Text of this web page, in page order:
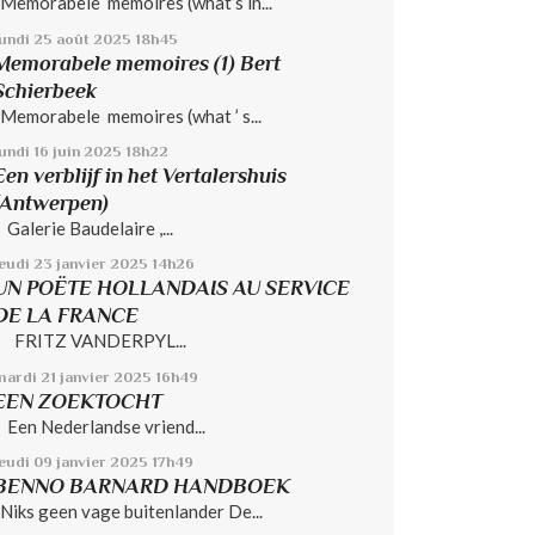
25 août 2025 18h45
memoires (1) Bert
memoires (what ’ s...
16 juin 2025 18h22
verblijf in het Vertalershuis
Baudelaire ,...
23 janvier 2025 14h26
POËTE HOLLANDAIS AU SERVICE
LA FRANCE
VANDERPYL...
21 janvier 2025 16h49
ZOEKTOCHT
Nederlandse vriend...
09 janvier 2025 17h49
BARNARD HANDBOEK
geen vage buitenlander De...